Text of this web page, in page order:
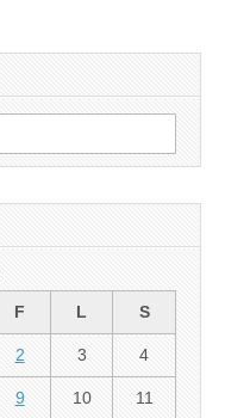
F L S
2 3 4
9 10 11